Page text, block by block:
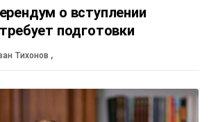
о вступлении
подготовки
Тихонов ,